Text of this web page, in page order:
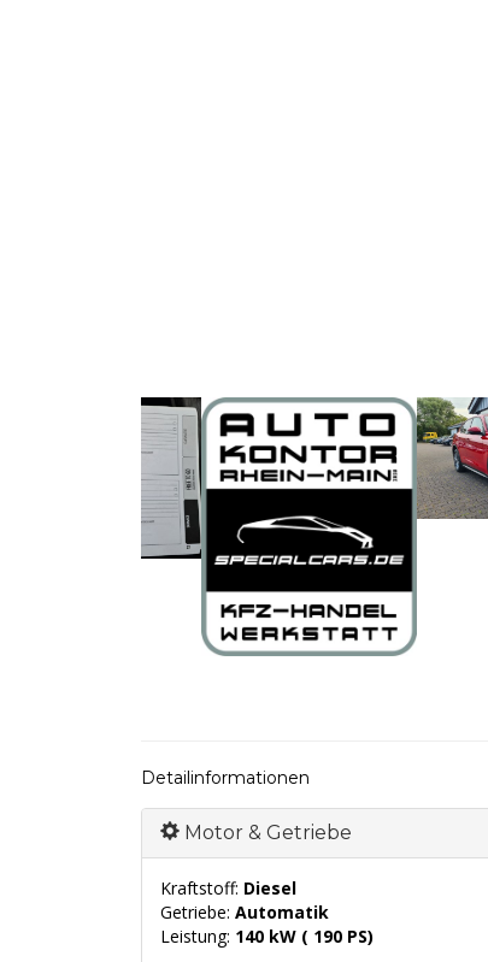
Detailinformationen
Motor & Getriebe
Kraftstoff: Diesel
Getriebe: Automatik
Leistung: 140 kW ( 190 PS)